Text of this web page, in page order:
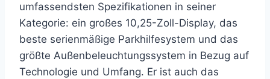
umfassendsten Spezifikationen in seiner
Kategorie: ein großes 10,25-Zoll-Display, das
beste serienmäßige Parkhilfesystem und das
größte Außenbeleuchtungssystem in Bezug auf
Technologie und Umfang. Er ist auch das